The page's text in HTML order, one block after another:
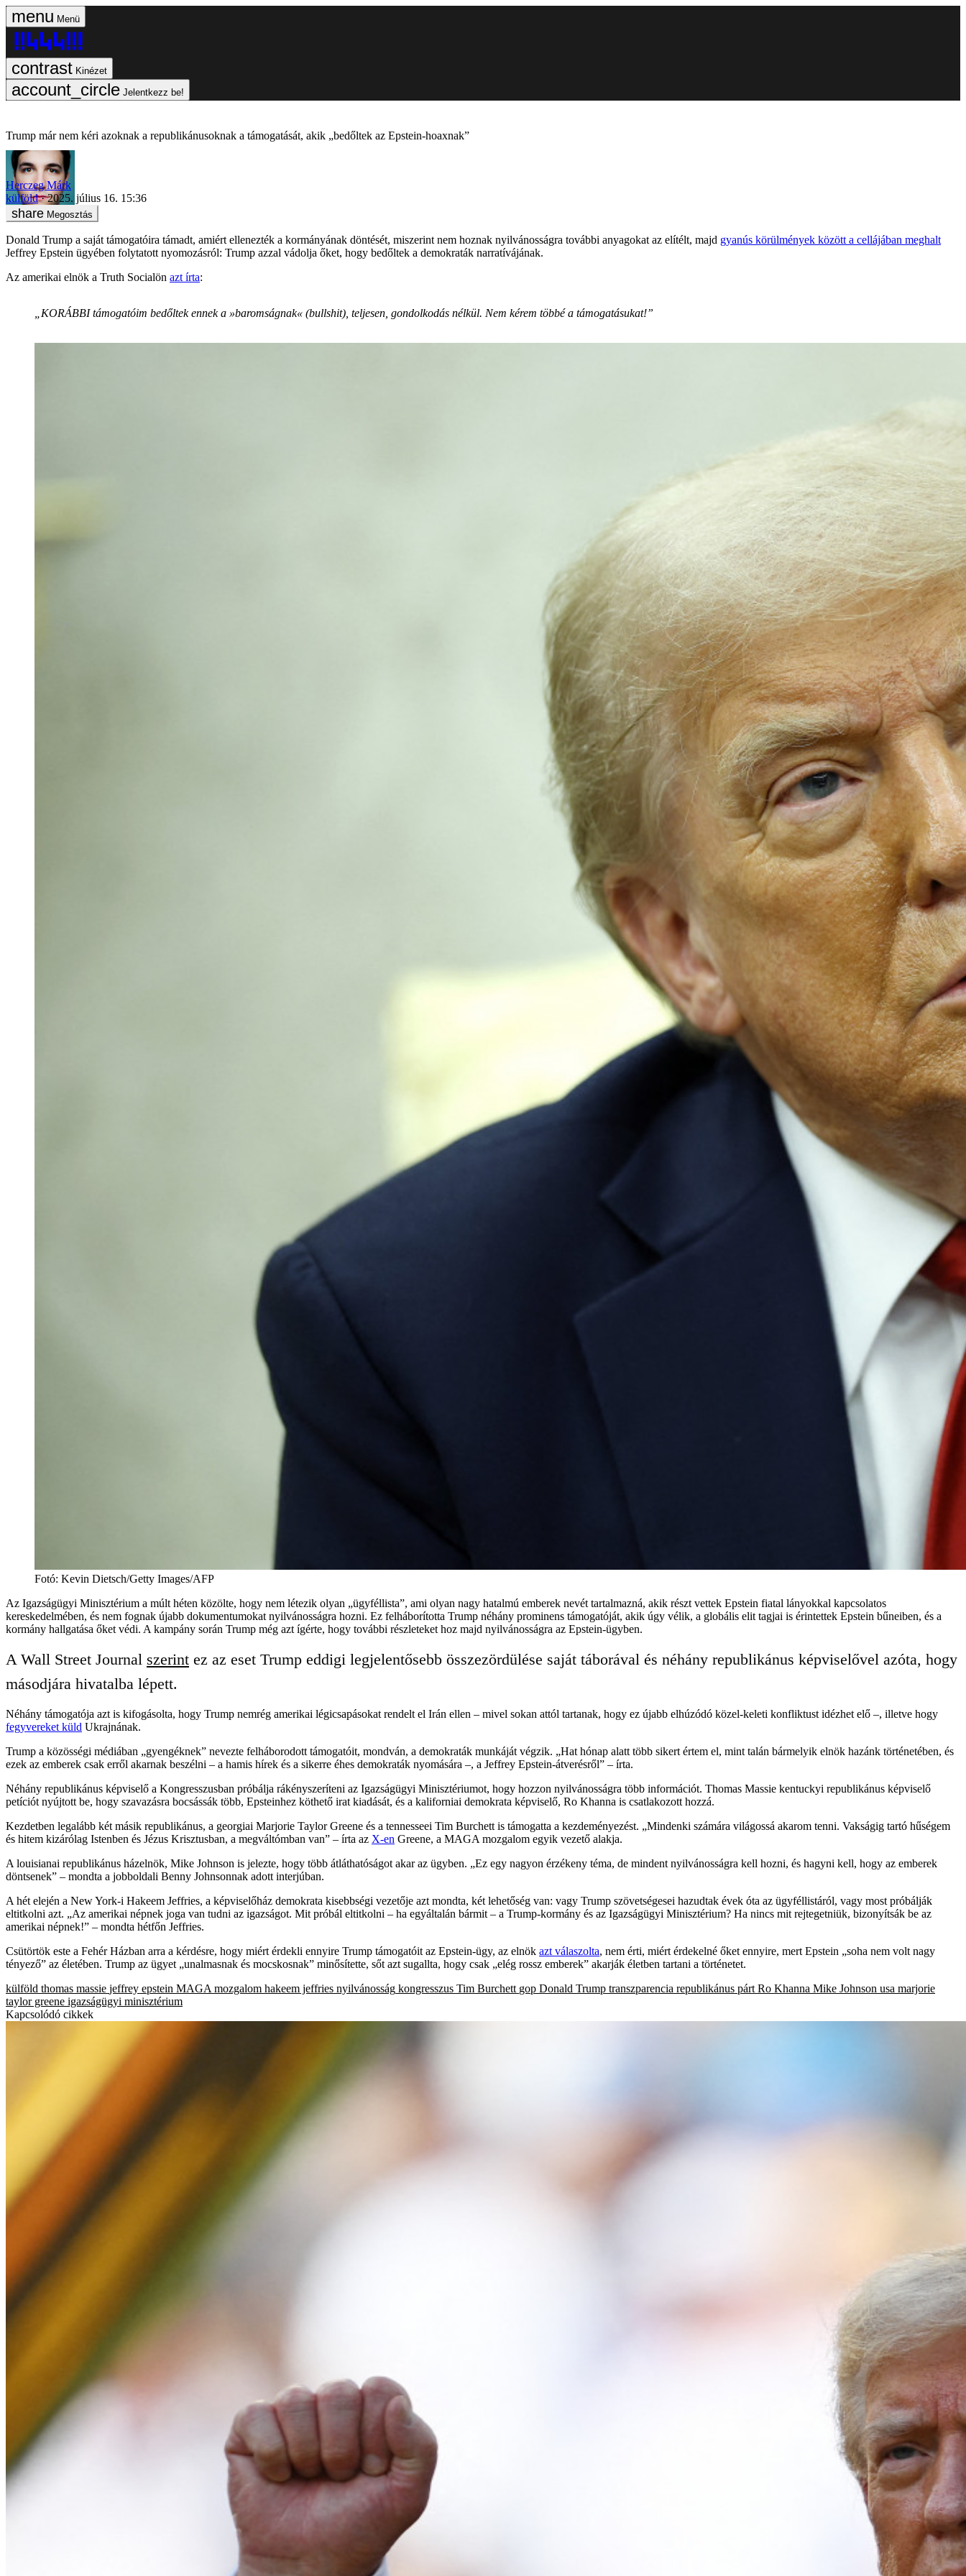
Menü
Kinézet
Jelentkezz be!
Trump már nem kéri azoknak a republikánusoknak a támogatását, akik „bedőltek az Epstein-hoaxnak”
Herczeg Márk
külföld
2025. július 16. 15:36
Megosztás
Donald Trump a saját támogatóira támadt, amiért ellenezték a kormányának döntését, miszerint nem hoznak nyilvánosságra további anyagokat az elítélt, majd gyanús körülmények között a cellájában meghalt
Jeffrey Epstein ügyében folytatott nyomozásról: Trump azzal vádolja őket, hogy bedőltek a demokraták narratívájának.
Az amerikai elnök a Truth Socialön azt írta:
„KORÁBBI támogatóim bedőltek ennek a »baromságnak« (bullshit), teljesen, gondolkodás nélkül. Nem kérem többé a támogatásukat!”
Fotó: Kevin Dietsch/Getty Images/AFP
Az Igazságügyi Minisztérium a múlt héten közölte, hogy nem létezik olyan „ügyféllista”, ami olyan nagy hatalmú emberek nevét tartalmazná, akik részt vettek Epstein fiatal lányokkal kapcsolatos
kereskedelmében, és nem fognak újabb dokumentumokat nyilvánosságra hozni. Ez felháborította Trump néhány prominens támogatóját, akik úgy vélik, a globális elit tagjai is érintettek Epstein bűneiben, és a
kormány hallgatása őket védi. A kampány során Trump még azt ígérte, hogy további részleteket hoz majd nyilvánosságra az Epstein-ügyben.
A Wall Street Journal szerint ez az eset Trump eddigi legjelentősebb összezördülése saját táborával és néhány republikánus képviselővel azóta, hogy
másodjára hivatalba lépett.
Néhány támogatója azt is kifogásolta, hogy Trump nemrég amerikai légicsapásokat rendelt el Irán ellen – mivel sokan attól tartanak, hogy ez újabb elhúzódó közel-keleti konfliktust idézhet elő –, illetve hogy
fegyvereket küld Ukrajnának.
Trump a közösségi médiában „gyengéknek” nevezte felháborodott támogatóit, mondván, a demokraták munkáját végzik. „Hat hónap alatt több sikert értem el, mint talán bármelyik elnök hazánk történetében, és
ezek az emberek csak erről akarnak beszélni – a hamis hírek és a sikerre éhes demokraták nyomására –, a Jeffrey Epstein-átverésről” – írta.
Néhány republikánus képviselő a Kongresszusban próbálja rákényszeríteni az Igazságügyi Minisztériumot, hogy hozzon nyilvánosságra több információt. Thomas Massie kentuckyi republikánus képviselő
petíciót nyújtott be, hogy szavazásra bocsássák több, Epsteinhez köthető irat kiadását, és a kaliforniai demokrata képviselő, Ro Khanna is csatlakozott hozzá.
Kezdetben legalább két másik republikánus, a georgiai Marjorie Taylor Greene és a tennesseei Tim Burchett is támogatta a kezdeményezést. „Mindenki számára világossá akarom tenni. Vakságig tartó hűségem
és hitem kizárólag Istenben és Jézus Krisztusban, a megváltómban van” – írta az X-en Greene, a MAGA mozgalom egyik vezető alakja.
A louisianai republikánus házelnök, Mike Johnson is jelezte, hogy több átláthatóságot akar az ügyben. „Ez egy nagyon érzékeny téma, de mindent nyilvánosságra kell hozni, és hagyni kell, hogy az emberek
döntsenek” – mondta a jobboldali Benny Johnsonnak adott interjúban.
A hét elején a New York-i Hakeem Jeffries, a képviselőház demokrata kisebbségi vezetője azt mondta, két lehetőség van: vagy Trump szövetségesei hazudtak évek óta az ügyféllistáról, vagy most próbálják
eltitkolni azt. „Az amerikai népnek joga van tudni az igazságot. Mit próbál eltitkolni – ha egyáltalán bármit – a Trump-kormány és az Igazságügyi Minisztérium? Ha nincs mit rejtegetniük, bizonyítsák be az
amerikai népnek!” – mondta hétfőn Jeffries.
Csütörtök este a Fehér Házban arra a kérdésre, hogy miért érdekli ennyire Trump támogatóit az Epstein-ügy, az elnök azt válaszolta, nem érti, miért érdekelné őket ennyire, mert Epstein „soha nem volt nagy
tényező” az életében. Trump az ügyet „unalmasnak és mocskosnak” minősítette, sőt azt sugallta, hogy csak „elég rossz emberek” akarják életben tartani a történetet.
külföld thomas massie jeffrey epstein MAGA mozgalom hakeem jeffries nyilvánosság kongresszus Tim Burchett gop Donald Trump transzparencia republikánus párt Ro Khanna Mike Johnson usa marjorie
taylor greene igazságügyi minisztérium
Kapcsolódó cikkek